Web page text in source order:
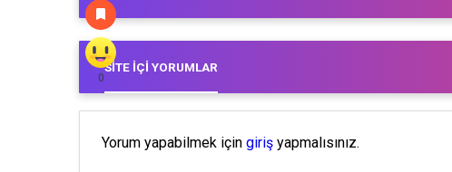
0
SITE İÇI YORUMLAR
Yorum yapabilmek için giriş yapmalısınız.